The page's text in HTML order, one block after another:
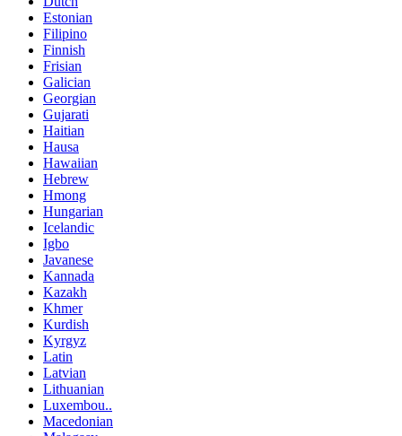
Estonian
Filipino
Finnish
Frisian
Galician
Georgian
Gujarati
Haitian
Hausa
Hawaiian
Hebrew
Hmong
Hungarian
Icelandic
Igbo
Javanese
Kannada
Kazakh
Khmer
Kurdish
Kyrgyz
Latin
Latvian
Lithuanian
Luxembou..
Macedonian